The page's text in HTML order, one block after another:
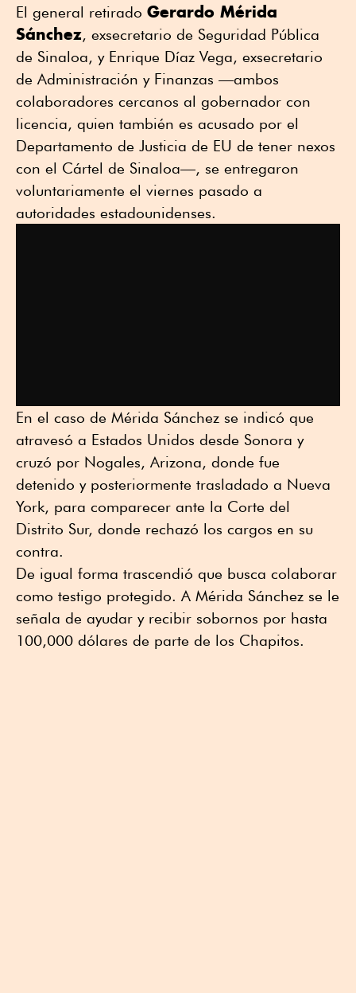
El general retirado Gerardo Mérida
Sánchez, exsecretario de Seguridad Pública
de Sinaloa, y Enrique Díaz Vega, exsecretario
de Administración y Finanzas —ambos
colaboradores cercanos al gobernador con
licencia, quien también es acusado por el
Departamento de Justicia de EU de tener nexos
con el Cártel de Sinaloa—, se entregaron
voluntariamente el viernes pasado a
autoridades estadounidenses.
En el caso de Mérida Sánchez se indicó que
atravesó a Estados Unidos desde Sonora y
cruzó por Nogales, Arizona, donde fue
detenido y posteriormente trasladado a Nueva
York, para comparecer ante la Corte del
Distrito Sur, donde rechazó los cargos en su
contra.
De igual forma trascendió que busca colaborar
como testigo protegido. A Mérida Sánchez se le
señala de ayudar y recibir sobornos por hasta
100,000 dólares de parte de los Chapitos.